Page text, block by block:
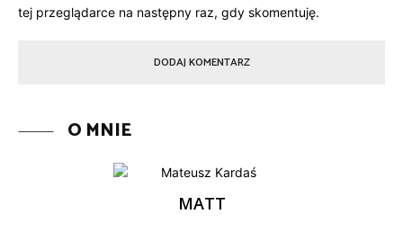
tej przeglądarce na następny raz, gdy skomentuję.
O MNIE
MATT